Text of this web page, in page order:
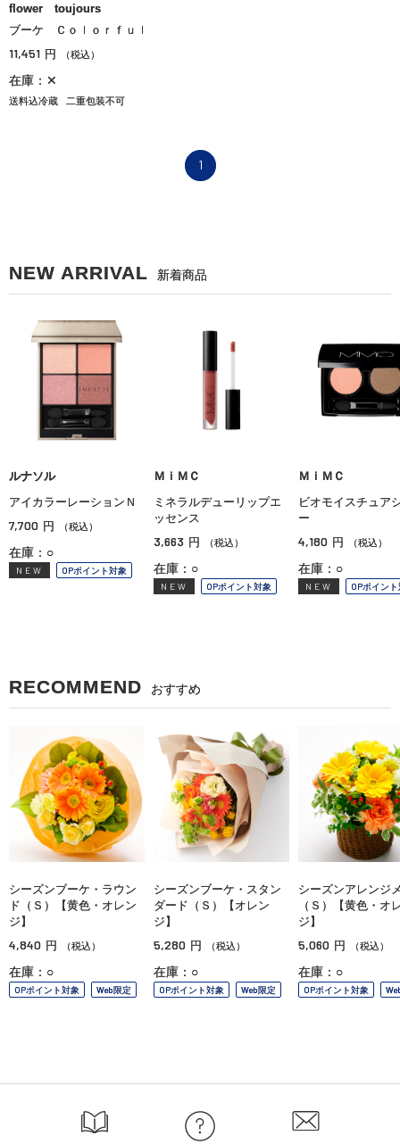
flower toujours
ブーケ Ｃｏｌｏｒｆｕｌ
11,451 円 （税込）
在庫：✕
送料込冷蔵 二重包装不可
1
NEW ARRIVAL 新着商品
ルナソル
アイカラーレーションＮ
7,700 円 （税込）
在庫：○
NEW OPポイント対象
ＭｉＭＣ
ミネラルデューリップエ
ッセンス
3,663 円 （税込）
在庫：○
NEW OPポイント対象
ＭｉＭＣ
ビオモイスチュア
ー
4,180 円 （税込）
在庫：○
NEW OPポイン
RECOMMEND おすすめ
シーズンブーケ・ラウン
ド（Ｓ）【黄色・オレン
ジ】
4,840 円 （税込）
在庫：○
OPポイント対象 Web限定
シーズンブーケ・スタン
ダード（Ｓ）【オレン
ジ】
5,280 円 （税込）
在庫：○
OPポイント対象 Web限定
シーズンアレンジ
（Ｓ）【黄色・オ
ジ】
5,060 円 （税込）
在庫：○
OPポイント対象